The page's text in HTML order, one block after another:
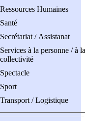
Ressources Humaines
Santé
Secrétariat / Assistanat
Services à la personne / à la
collectivité
Spectacle
Sport
Transport / Logistique